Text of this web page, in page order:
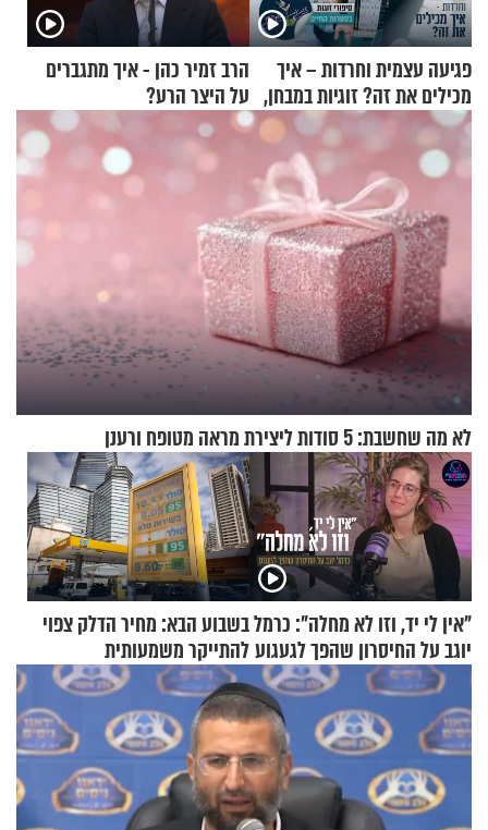
פגיעה עצמית וחרדות – איך
מכילים את זה? זוגיות במבחן,
הפעם עם יהודית ואלתר כהן
הרב זמיר כהן - איך מתגברים
על היצר הרע?
לא מה שחשבת: 5 סודות ליצירת מראה מטופח ורענן
"אין לי יד, וזו לא מחלה": כרמל
יוגב על החיסרון שהפך לגעגוע
בשבוע הבא: מחיר הדלק צפוי
להתייקר משמעותית